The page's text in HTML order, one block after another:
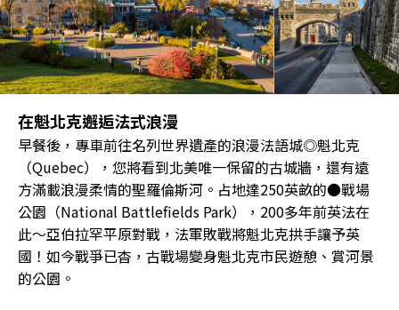
在魁北克邂逅法式浪漫
早餐後，專車前往名列世界遺產的浪漫法語城◎魁北克
（Quebec），您將看到北美唯一保留的古城牆，還有遠
方滿載浪漫柔情的聖羅倫斯河。占地達250英畝的●戰場
公園（National Battlefields Park），200多年前英法在
此〜亞伯拉罕平原對戰，法軍敗戰將魁北克拱手讓予英
國！如今戰爭已杳，古戰場變身魁北克市民遊憩、賞河景
的公園。